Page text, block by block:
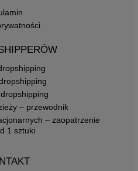
– przewodnik
– zaopatrzenie
1 sztuki